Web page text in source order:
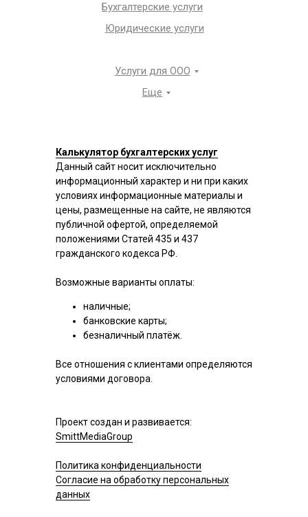
Бухгалтерские услуги
Юридические услуги
Услуги для ООО
Еще
Калькулятор бухгалтерских услуг
Данный сайт носит исключительно
информационный характер и ни при каких
условиях информационные материалы и
цены, размещенные на сайте, не являются
публичной офертой, определяемой
положениями Статей 435 и 437
гражданского кодекса РФ.
Возможные варианты оплаты:
наличные;
банковские карты;
безналичный платёж.
Все отношения с клиентами определяются
условиями договора.
Проект создан и развивается:
SmittMediaGroup
Политика конфиденциальности
Согласие на обработку персональных
данных